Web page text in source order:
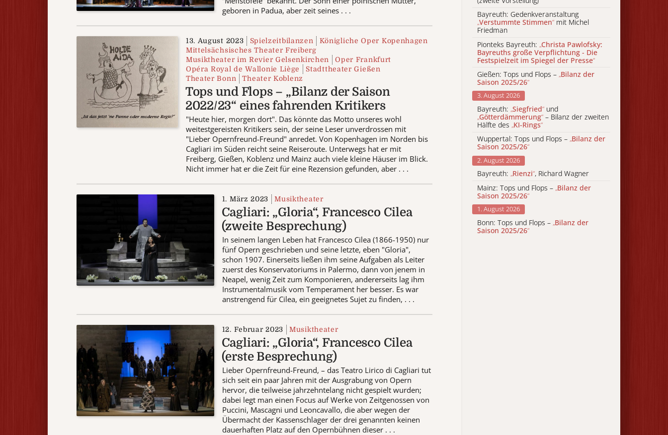
geboren in Padua, aber zeit seines . . .
13. August 2023 Spielzeitbilanzen
Königliche Oper Kopenhagen
Mittelsächsisches Theater Freiberg
Musiktheater im Revier Gelsenkirchen
Oper Frankfurt
Opéra Royal de Wallonie Liège
Stadttheater Gießen
Theater Bonn
Theater Koblenz
Tops und Flops – „Bilanz der Saison
2022/23“ eines fahrenden Kritikers
"Heute hier, morgen dort". Das könnte das Motto unseres wohl
weitestgereisten Kritikers sein, der seine Leser unverdrossen mit
"Lieber Opernfreund-Freund" anredet. Von Kopenhagen im Norden bis
Cagliari im Süden reicht seine Reiseroute. Unterwegs hat er mit
Freiberg, Gießen, Koblenz und Mainz auch viele kleine Häuser im Blick.
Nicht immer hat er die Zeit für eine Rezension gefunden, aber . . .
1. März 2023 Musiktheater
Cagliari: „Gloria“, Francesco Cilea
(zweite Besprechung)
In seinem langen Leben hat Francesco Cilea (1866-1950) nur
fünf Opern geschrieben und seine letzte, eben "Gloria",
schon 1907. Einerseits ließen ihm seine Aufgaben als Leiter
zuerst des Konservatoriums in Palermo, dann von jenem in
Neapel, wenig Zeit zum Komponieren, andererseits lag ihm
Instrumentalmusik vom Temperament her besser. Es war
anstrengend für Cilea, ein geeignetes Sujet zu finden, . . .
12. Februar 2023 Musiktheater
Cagliari: „Gloria“, Francesco Cilea
(erste Besprechung)
Lieber Opernfreund-Freund, – das Teatro Lirico di Cagliari tut
sich seit ein paar Jahren mit der Ausgrabung von Opern
hervor, die teilweise jahrzehntelang nicht gespielt wurden;
dabei legt man einen Focus auf Werke von Zeitgenossen von
Puccini, Mascagni und Leoncavallo, die aber wegen der
Übermacht der Kassenschlager der drei genannten keinen
dauerhaften Platz auf den Opernbühnen dieser . . .
Bayreuth: Gedenkveranstaltung
„Verstummte Stimmen“ mit Michel
Friedman
Pionteks Bayreuth: „Christa Pawlofsky:
Bayreuths große Verpflichtung - Die
Festspielzeit im Spiegel der Presse“
Gießen: Tops und Flops – „Bilanz der
Saison 2025/26“
3. August 2026
Bayreuth: „Siegfried“ und
„Götterdämmerung“ – Bilanz der zweiten
Hälfte des „KI-Rings“
Wuppertal: Tops und Flops – „Bilanz der
Saison 2025/26“
2. August 2026
Bayreuth: „Rienzi“, Richard Wagner
Mainz: Tops und Flops – „Bilanz der
Saison 2025/26“
1. August 2026
Bonn: Tops und Flops – „Bilanz der
Saison 2025/26“